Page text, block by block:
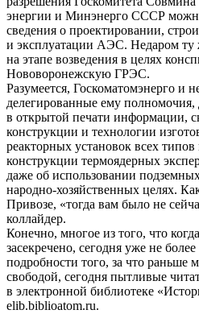
энергии и Минэнерго СССР
сведения о проектировании,
и эксплуатации АЭС. Недаром
на этапе возведения в целях
Нововоронежскую ГРЭС.
Разумеется, Госкоматомэнерго и
делегированные ему полномочия,
в открытой печати информации,
конструкции и технологии
реакторных установок всех
конструкции термоядерных
даже об использовании
народно-хозяйственных целях.
Привозе, «тогда вам было не
коллайдер.
Конечно, многое из того, что
засекречено, сегодня уже не
подробности того, за что раньше
свободой, сегодня пытливые
в электронной библиотеке
elib.biblioatom.ru.